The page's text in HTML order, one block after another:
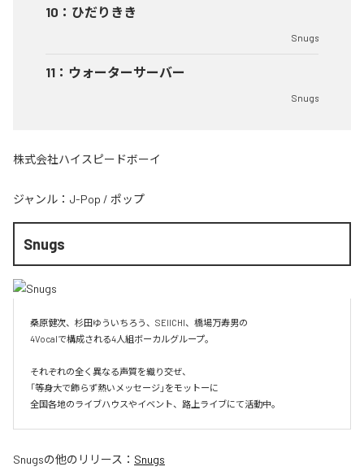
10 ： ひだりきき
Snugs
11 ： ウォーターサーバー
Snugs
株式会社ハイスピードボーイ
ジャンル： J-Pop / ポップ
Snugs
桑原健次、杉田ゆういちろう、SEIICHI、橋場万寿男の
4Vocalで構成される4人組ボーカルグループ。
それぞれの全く異なる声質を織り交ぜ、
「等身大で飾らず熱いメッセージ」をモットーに
全国各地のライブハウスやイベント、路上ライブにて活動中。
Snugsの他のリリース： Snugs